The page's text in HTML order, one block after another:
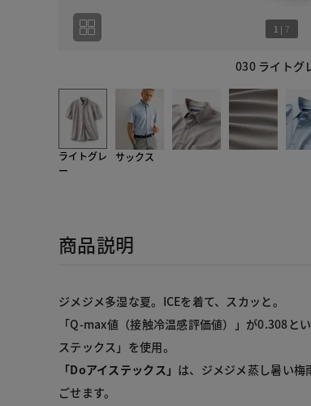
030 ライトグ
1 | 7
ライトグレ
ー
サックス
商品説明
ジメジメ多湿な夏。ICEを着て、スカッと。
「Q-max値（接触冷温感評価値）」が0.308と
ステックス」を使用。
「Doアイステックス」 は、ジメジメ蒸し暑い
ごせます。